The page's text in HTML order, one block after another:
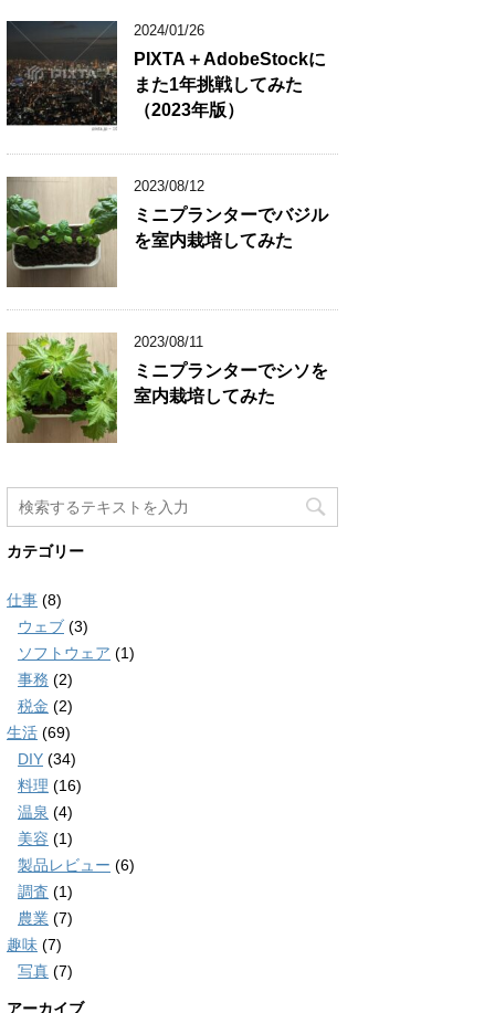
2024/01/26
PIXTA＋AdobeStockに
また1年挑戦してみた
（2023年版）
2023/08/12
ミニプランターでバジル
を室内栽培してみた
2023/08/11
ミニプランターでシソを
室内栽培してみた
カテゴリー
仕事 (8)
ウェブ (3)
ソフトウェア (1)
事務 (2)
税金 (2)
生活 (69)
DIY (34)
料理 (16)
温泉 (4)
美容 (1)
製品レビュー (6)
調査 (1)
農業 (7)
趣味 (7)
写真 (7)
アーカイブ